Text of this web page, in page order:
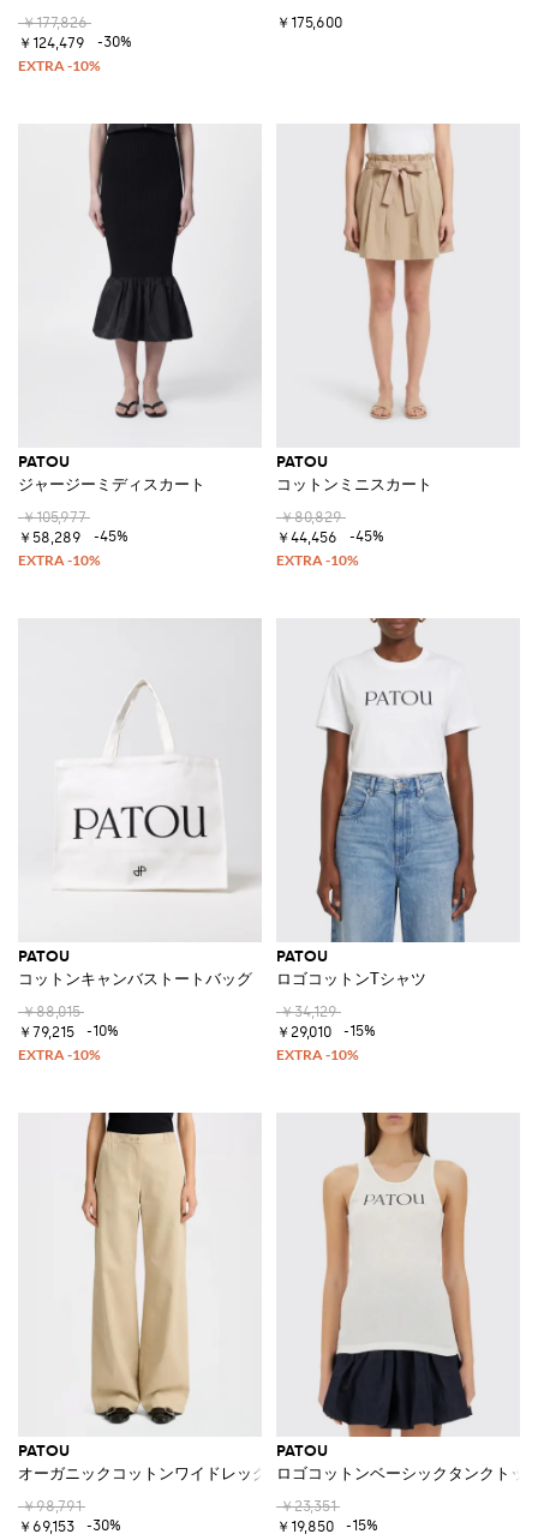
￥177,826
￥124,479
-30%
￥175,600
PATOU
ジャージーミディスカート
￥105,977
￥58,289
-45%
PATOU
コットンミニスカート
￥80,829
￥44,456
-45%
PATOU
コットンキャンバストートバッグ
￥88,015
￥79,215
-10%
PATOU
ロゴコットンTシャツ
￥34,129
￥29,010
-15%
PATOU
オーガニックコットンワイドレッグパンツ
￥98,791
￥69,153
-30%
PATOU
ロゴコットンベーシックタンクトッ
￥23,351
￥19,850
-15%